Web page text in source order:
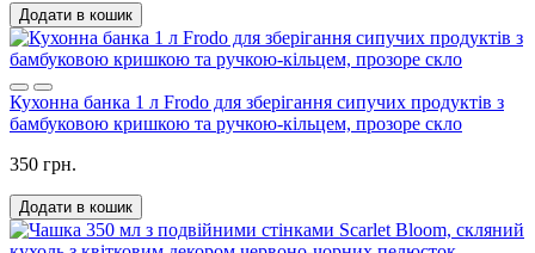
Додати в кошик
Кухонна банка 1 л Frodo для зберігання сипучих продуктів з
бамбуковою кришкою та ручкою-кільцем, прозоре скло
350 грн.
Додати в кошик